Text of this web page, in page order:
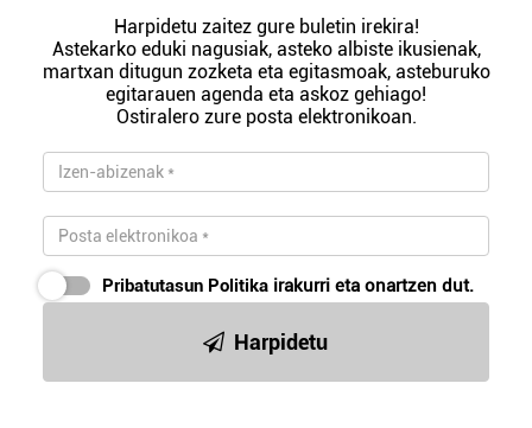
Harpidetu zaitez gure buletin irekira!
Astekarko eduki nagusiak, asteko albiste ikusienak,
martxan ditugun zozketa eta egitasmoak, asteburuko
egitarauen agenda eta askoz gehiago!
Ostiralero zure posta elektronikoan.
Pribatutasun Politika irakurri eta onartzen dut.
Harpidetu